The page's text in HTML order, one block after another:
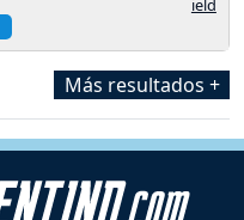
Más resultados +